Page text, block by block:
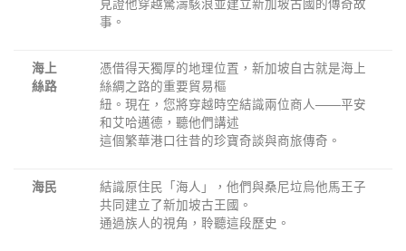
見證他穿越驚濤駭浪並建立新加坡古國的傳奇故
事。
海上
絲路
憑借得天獨厚的地理位置，新加坡自古就是海上
絲綢之路的重要貿易樞
紐。現在，您將穿越時空結識兩位商人——平安
和艾哈邁德，聽他們講述
這個繁華港口往昔的珍寶奇談與商旅傳奇。
海民
結識原住民「海人」，他們與桑尼垃烏他馬王子
共同建立了新加坡古王國。
通過族人的視角，聆聽這段歷史。